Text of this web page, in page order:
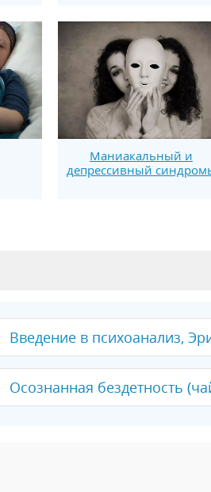
Маниакальный и
депрессивный
Введение в психоанализ,
Осознанная бездетность